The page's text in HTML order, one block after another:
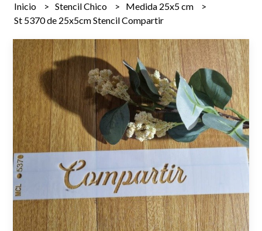
Inicio Stencil Chico
Medida 25x5 cm
St 5370 de 25x5cm Stencil Compartir